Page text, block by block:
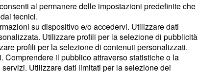
al permanere delle impostazioni predefinite che
tecnici.
su dispositivo e/o accedervi. Utilizzare dati
Utilizzare profili per la selezione di pubblicità
profili per la selezione di contenuti personalizzati.
il pubblico attraverso statistiche o la
Utilizzare dati limitati per la selezione dei